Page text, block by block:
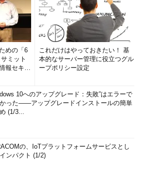
めの「6
ミット
報セキュ
これだけはやっておきたい！ 基
本的なサーバー管理に役立つグル
ープポリシー設定
10へのアップグレード：失敗”はエラーで
った――アップグレードインストールの簡単
(1/3...
の、IoTプラットフォームサービスとし
ンパクト (1/2)